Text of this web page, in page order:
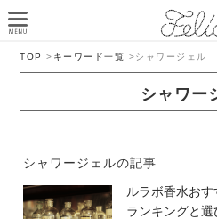
TOP > キーワード一覧 >シャワージェル
シャワー
シャワージェルの記事
ルラボ香水お
ランキングと選